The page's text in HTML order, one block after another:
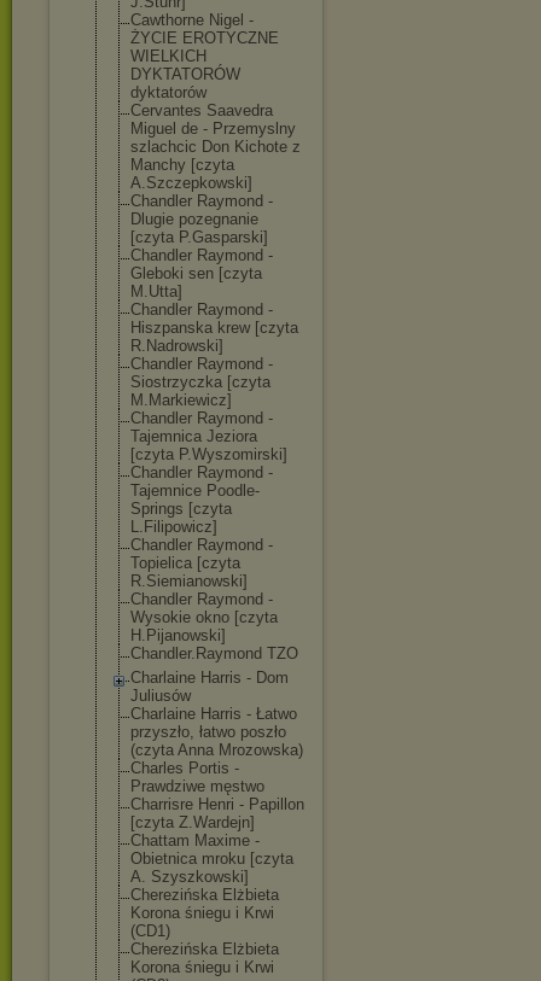
Cawthorne Nigel -
ŻYCIE EROTYCZNE
WIELKICH
DYKTATORÓW
dyktatorów
Cervantes Saavedra
Miguel de - Przemyslny
szlachcic Don Kichote z
Manchy [czyta
A.Szczepkowski]
Chandler Raymond -
Dlugie pozegnanie
[czyta P.Gasparski]
Chandler Raymond -
Gleboki sen [czyta
M.Utta]
Chandler Raymond -
Hiszpanska krew [czyta
R.Nadrowski]
Chandler Raymond -
Siostrzyczka [czyta
M.Markiewicz]
Chandler Raymond -
Tajemnica Jeziora
[czyta P.Wyszomirski]
Chandler Raymond -
Tajemnice Poodle-
Springs [czyta
L.Filipowicz]
Chandler Raymond -
Topielica [czyta
R.Siemianowski]
Chandler Raymond -
Wysokie okno [czyta
H.Pijanowski]
Chandler.Raymond TZO
Charlaine Harris - Dom
Juliusów
Charlaine Harris - Łatwo
przyszło, łatwo poszło
(czyta Anna Mrozowska)
Charles Portis -
Prawdziwe męstwo
Charrisre Henri - Papillon
[czyta Z.Wardejn]
Chattam Maxime -
Obietnica mroku [czyta
A. Szyszkowski]
Cherezińska Elżbieta
Korona śniegu i Krwi
(CD1)
Cherezińska Elżbieta
Korona śniegu i Krwi